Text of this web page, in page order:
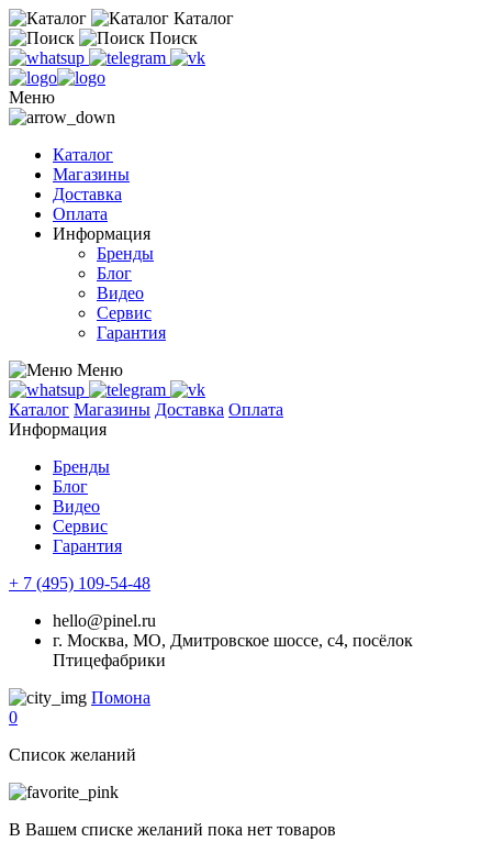
Каталог
Поиск
Меню
Каталог
Магазины
Доставка
Оплата
Информация
Бренды
Блог
Видео
Сервис
Гарантия
Меню
Каталог Магазины Доставка Оплата
Информация
Бренды
Блог
Видео
Сервис
Гарантия
+ 7 (495) 109-54-48
hello@pinel.ru
г. Москва, МО, Дмитровское шоссе, с4, посёлок
Птицефабрики
Помона
0
Список желаний
В Вашем списке желаний пока нет товаров